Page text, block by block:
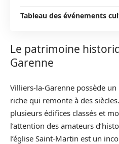
Tableau des événements
Le patrimoine
Garenne
Villiers-la-Garenne possède un
riche qui remonte à des
plusieurs édifices classés et
l’attention des amateurs
l’église Saint-Martin est un